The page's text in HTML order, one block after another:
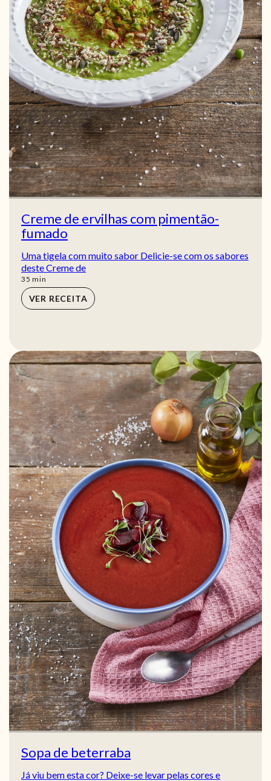
Creme de ervilhas com pimentão-
fumado
Uma tigela com muito sabor Delicie-se com os sabores
deste Creme de
35 min
min
VER RECEITA
Sopa de beterraba
Já viu bem esta cor? Deixe-se levar pelas cores e